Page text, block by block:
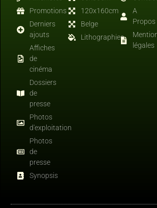
Promotions
Derniers
ajouts
Affiches
de
cinéma
Dossiers
de
presse
Photos
d'exploitation
Photos
de
presse
Synopsis
120x160cm
Belge
Lithographies
A
Propos
légales